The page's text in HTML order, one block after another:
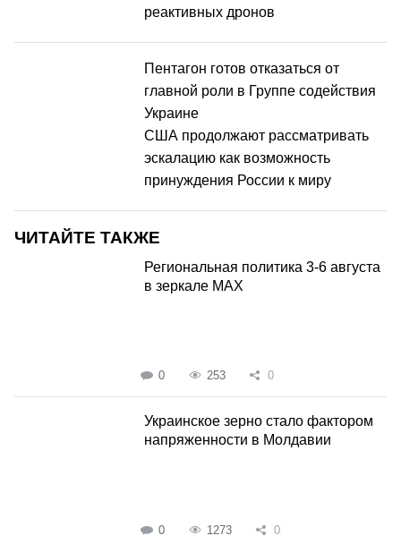
реактивных дронов
Пентагон готов отказаться от
главной роли в Группе содействия
Украине
США продолжают рассматривать
эскалацию как возможность
принуждения России к миру
ЧИТАЙТЕ ТАКЖЕ
Региональная политика 3-6 августа
в зеркале MAX
0 253 0
Украинское зерно стало фактором
напряженности в Молдавии
0 1273 0